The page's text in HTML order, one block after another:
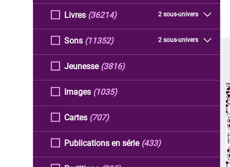
Livres 2 sous-univers
(36214)
Sons 2 sous-univers
(11352)
Jeunesse (3816)
Images (1035)
Cartes (707)
Publications en série (433)